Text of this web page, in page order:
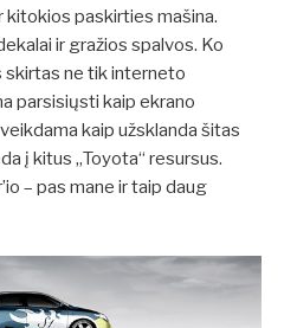
kitokios paskirties mašina.
ir gražios spalvos. Ko
skirtas ne tik interneto
parsisiųsti kaip ekrano
kaip užsklanda šitas
į kitus „Toyota“ resursus.
– pas mane ir taip daug